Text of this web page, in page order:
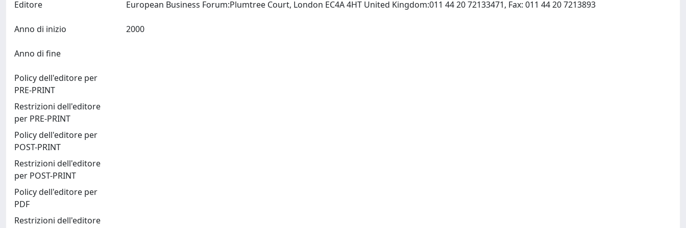
Editore
Anno di inizio
Anno di fine
Policy dell'editore per
PRE-PRINT
Restrizioni dell'editore
per PRE-PRINT
Policy dell'editore per
POST-PRINT
Restrizioni dell'editore
per POST-PRINT
Policy dell'editore per
PDF
Restrizioni dell'editore